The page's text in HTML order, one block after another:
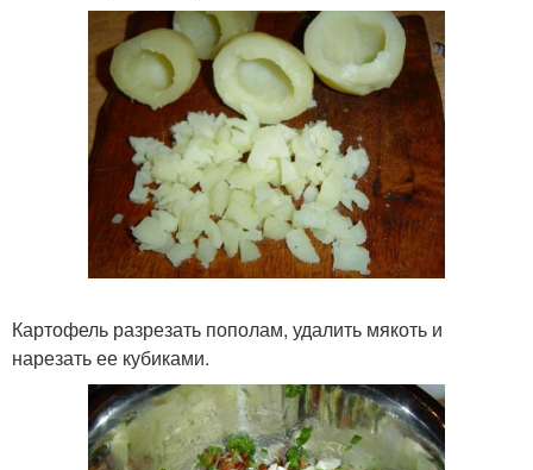
Картофель разрезать пополам, удалить мякоть и
нарезать ее кубиками.